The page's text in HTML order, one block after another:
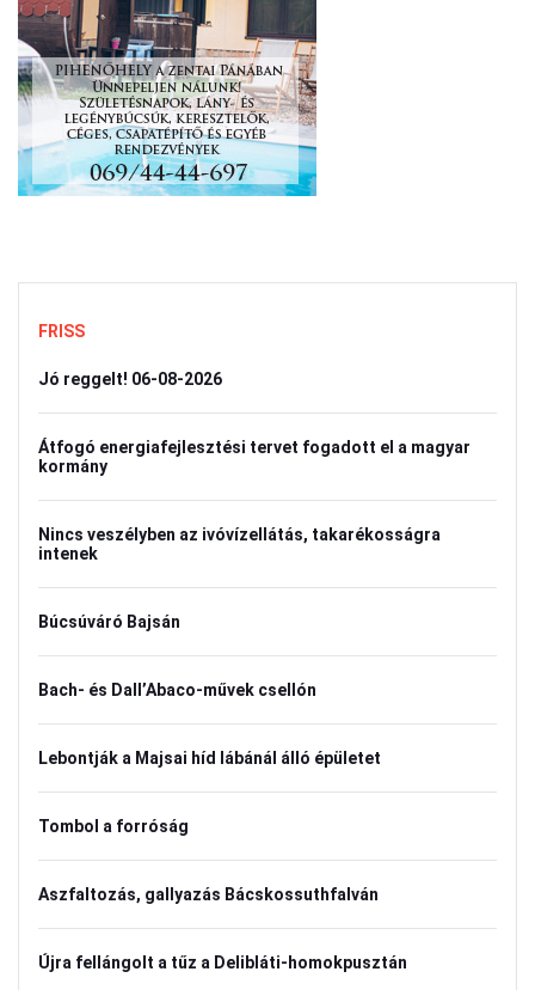
FRISS
Jó reggelt! 06-08-2026
Átfogó energiafejlesztési tervet fogadott el a magyar
kormány
Nincs veszélyben az ivóvízellátás, takarékosságra
intenek
Búcsúváró Bajsán
Bach- és Dall’Abaco-művek csellón
Lebontják a Majsai híd lábánál álló épületet
Tombol a forróság
Aszfaltozás, gallyazás Bácskossuthfalván
Újra fellángolt a tűz a Delibláti-homokpusztán